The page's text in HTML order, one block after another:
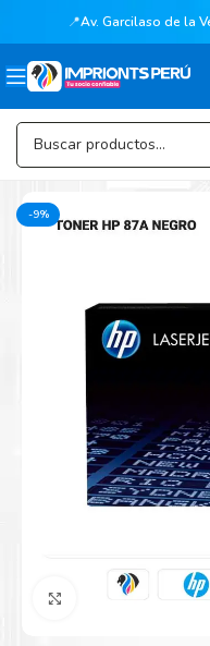
📍Av. Garcilaso de la
-9%
Agrandar